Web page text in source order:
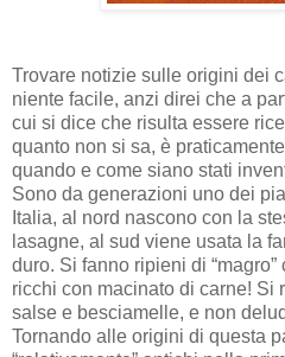
Trovare notizie sulle origini dei
niente facile, anzi direi che a
cui si dice che risulta essere
quanto non si sa, è
quando e come siano stati
Sono da generazioni uno dei
Italia, al nord nascono con la
lasagne, al sud viene usata la
duro. Si fanno ripieni di
ricchi con macinato di carne! Si
salse e besciamelle, e non
Tornando alle origini di questa